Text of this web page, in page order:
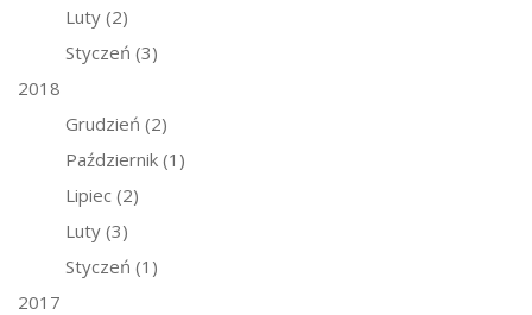
Luty (2)
Styczeń (3)
2018
Grudzień (2)
Październik (1)
Lipiec (2)
Luty (3)
Styczeń (1)
2017